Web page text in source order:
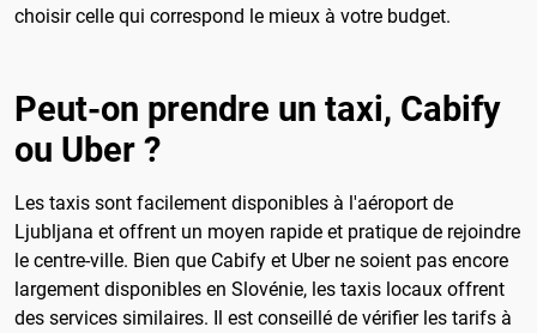
choisir celle qui correspond le mieux à votre budget.
Peut-on prendre un taxi, Cabify
ou Uber ?
Les taxis sont facilement disponibles à l'aéroport de
Ljubljana et offrent un moyen rapide et pratique de rejoindre
le centre-ville. Bien que Cabify et Uber ne soient pas encore
largement disponibles en Slovénie, les taxis locaux offrent
des services similaires. Il est conseillé de vérifier les tarifs à